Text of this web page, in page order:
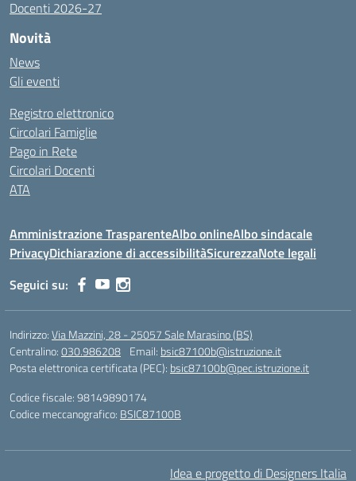
Docenti 2026-27
Novità
News
Gli eventi
Registro elettronico
Circolari Famiglie
Pago in Rete
Circolari Docenti
ATA
Amministrazione TrasparenteAlbo onlineAlbo sindacale
PrivacyDichiarazione di accessibilitàSicurezzaNote legali
Seguici su:
Indirizzo:Via Mazzini, 28 - 25057 Sale Marasino (BS)
Centralino:030.986208 Email: bsic87100b@istruzione.it
Posta elettronica certificata (PEC): bsic87100b@pec.istruzione.it
Codice fiscale: 98149890174
Codice meccanografico: BSIC87100B
Idea e progetto di Designers Italia